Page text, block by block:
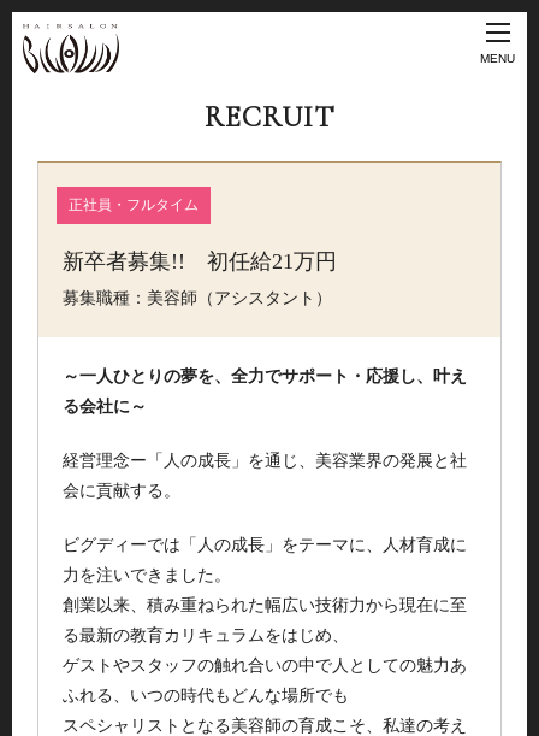
MENU
RECRUIT
新卒者募集!! 初任給21万円
募集職種：美容師（アシスタント）
正社員・フルタイム
～一人ひとりの夢を、全力でサポート・応援し、叶え
る会社に～
経営理念ー「人の成長」を通じ、美容業界の発展と社
会に貢献する。
ビグディーでは「人の成長」をテーマに、人材育成に
力を注いできました。
創業以来、積み重ねられた幅広い技術力から現在に至
る最新の教育カリキュラムをはじめ、
ゲストやスタッフの触れ合いの中で人としての魅力あ
ふれる、いつの時代もどんな場所でも
スペシャリストとなる美容師の育成こそ、私達の考え